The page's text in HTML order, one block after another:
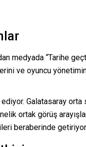
medyada “Tarihe
ve oyuncu
Galatasaray orta
ortak görüş
beraberinde